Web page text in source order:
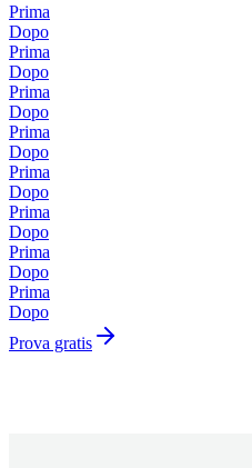
Prima
Dopo
Prima
Dopo
Prima
Dopo
Prima
Dopo
Prima
Dopo
Prima
Dopo
Prima
Dopo
Prima
Dopo
Prova gratis